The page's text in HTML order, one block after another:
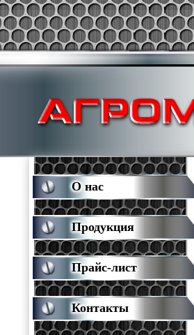
О нас
Продукция
Прайс-лист
Контакты